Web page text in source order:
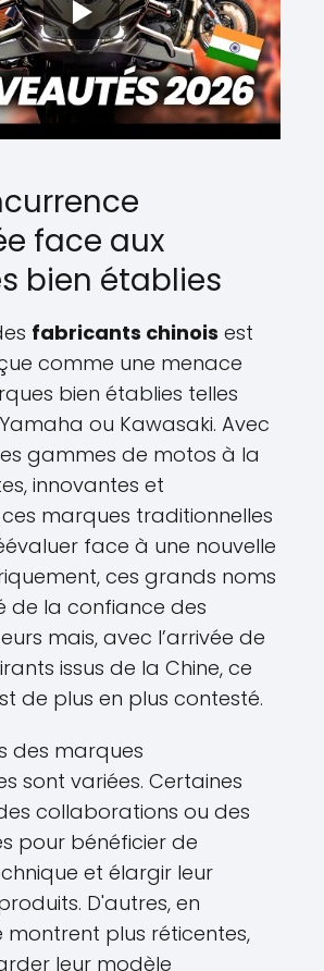
face aux
bien établies
fabricants chinois est
comme une menace
bien établies telles
ou Kawasaki. Avec
gammes de motos à la
innovantes et
marques traditionnelles
face à une nouvelle
ces grands noms
de la confiance des
mais, avec l’arrivée de
issus de la Chine, ce
de plus en plus contesté.
des marques
sont variées. Certaines
collaborations ou des
pour bénéficier de
et élargir leur
D'autres, en
montrent plus réticentes,
leur modèle